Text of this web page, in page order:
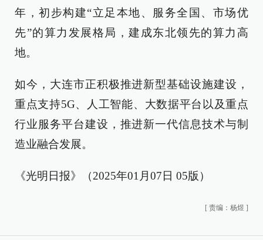
年，初步构建“立足本地、服务全国、市场优
先”的算力发展格局，建成东北领先的算力高
地。
如今，大连市正积极推进新型基础设施建设，
重点支持5G、人工智能、大数据平台以及重点
行业服务平台建设，推进新一代信息技术与制
造业融合发展。
《光明日报》（2025年01月07日 05版）
[ 责编：杨煜 ]